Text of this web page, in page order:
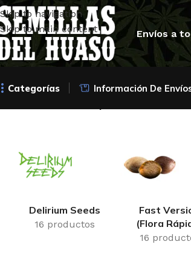
Skip to navigation
Skip to main content
Envíos a
Categorías Información De
Delirium Seeds
16 productos
Fast
(Flora
16